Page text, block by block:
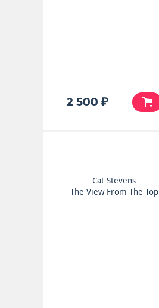
2 500 ₽
Cat Stevens
The View From The Top